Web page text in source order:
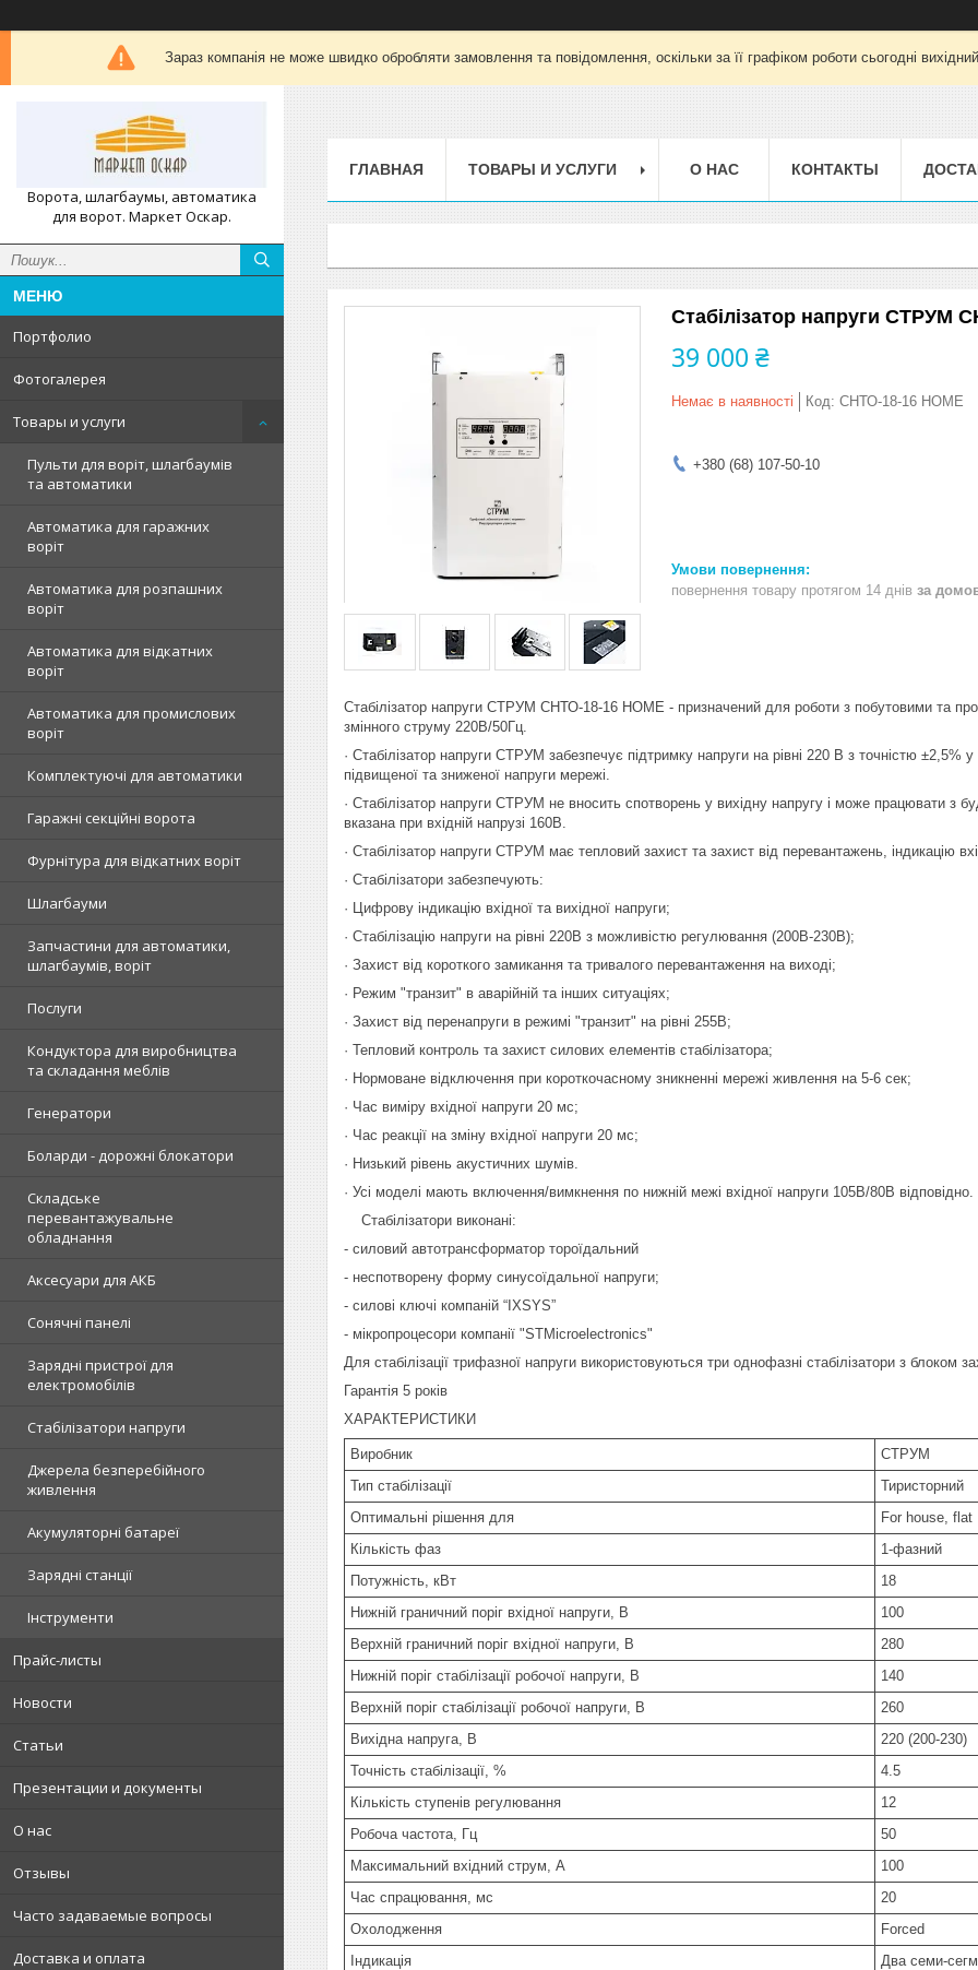
Зараз компанія не може швидко обробляти замовлення та повідомлення, оскільки за її графіком роботи сьогодні
Ворота, шлагбаумы, автоматика
для ворот. Маркет Оскар.
Портфолио
Фотогалерея
Товары и услуги
Пульти для воріт, шлагбаумів
та автоматики
Автоматика для гаражних
воріт
Автоматика для розпашних
воріт
Автоматика для відкатних
воріт
Автоматика для промислових
воріт
Комплектуючі для автоматики
Гаражні секційні ворота
Фурнітура для відкатних воріт
Шлагбауми
Запчастини для автоматики,
шлагбаумів, воріт
Послуги
Кондуктора для виробництва
та складання меблів
Генератори
Боларди - дорожні блокатори
Складське
перевантажувальне
обладнання
Аксесуари для АКБ
Сонячні панелі
Зарядні пристрої для
електромобілів
Стабілізатори напруги
Джерела безперебійного
живлення
Акумуляторні батареї
Зарядні станції
Інструменти
Прайс-листы
Новости
Статьи
Презентации и документы
О нас
Отзывы
Часто задаваемые вопросы
Доставка и оплата
ГЛАВНАЯ ТОВАРЫ И УСЛУГИ О НАС КОНТАКТЫ
Стабілізатор напруги СТРУМ
39 000 ₴
Немає в наявності Код: СНТО-18-16 HOME
+380 (68) 107-50-10
повернення товару протягом 14 днів за
Стабілізатор напруги СТРУМ СНТО-18-16 HOME - призначений для роботи з побутовими та
змінного струму 220В/50Гц.
· Стабілізатор напруги СТРУМ забезпечує підтримку напруги на рівні 220 В з точністю ±2,5%
підвищеної та зниженої напруги мережі.
· Стабілізатор напруги СТРУМ не вносить спотворень у вихідну напругу і може працювати з
вказана при вхідній напрузі 160В.
· Стабілізатор напруги СТРУМ має тепловий захист та захист від перевантажень, індикацію
· Стабілізатори забезпечують:
· Цифрову індикацію вхідної та вихідної напруги;
· Стабілізацію напруги на рівні 220В з можливістю регулювання (200В-230В);
· Захист від короткого замикання та тривалого перевантаження на виході;
· Режим "транзит" в аварійній та інших ситуаціях;
· Захист від перенапруги в режимі "транзит" на рівні 255В;
· Тепловий контроль та захист силових елементів стабілізатора;
· Нормоване відключення при короткочасному зникненні мережі живлення на 5-6 сек;
· Час виміру вхідної напруги 20 мс;
· Час реакції на зміну вхідної напруги 20 мс;
· Низький рівень акустичних шумів.
· Усі моделі мають включення/вимкнення по нижній межі вхідної напруги 105В/80В відповідно.
Стабілізатори виконані:
- силовий автотрансформатор тороїдальний
- неспотворену форму синусоїдальної напруги;
- силові ключі компаній “IXSYS”
- мікропроцесори компанії "STMicroelectronics"
Для стабілізації трифазної напруги використовуються три однофазні стабілізатори з блоком
Гарантія 5 років
ХАРАКТЕРИСТИКИ
Виробник
СТРУМ
Тип стабілізації
Тиристорний
Оптимальні рішення для
For house, flat
Кількість фаз
1-фазний
Потужність, кВт
18
Нижній граничний поріг вхідної напруги, В
100
Верхній граничний поріг вхідної напруги, В
280
Нижній поріг стабілізації робочої напруги, В
140
Верхній поріг стабілізації робочої напруги, В
260
Вихідна напруга, В
220 (200-230)
Точність стабілізації, %
4.5
Кількість ступенів регулювання
12
Робоча частота, Гц
50
Максимальний вхідний струм, А
100
Час спрацювання, мс
20
Охолодження
Forced
Індикація
Два семи-